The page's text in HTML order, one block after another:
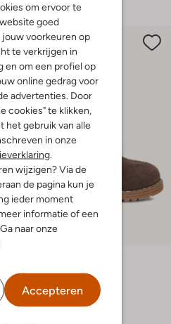
om ervoor te
goed
voorkeuren op
te verkrijgen in
en om een profiel op
online gedrag voor
advertenties. Door
cookies" te klikken,
het gebruik van alle
in onze
wijzigen? Via de
de pagina kun je
ieder moment
informatie of een
naar onze
Accepteren
+ meer kleuren